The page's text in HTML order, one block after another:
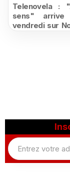
Telenovela :
sens"
vendredi sur